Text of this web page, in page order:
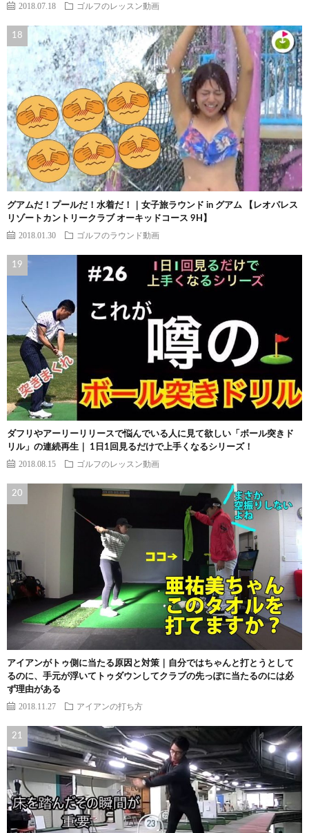
2018.07.18 ゴルフのレッスン動画
グアムだ！プールだ！水着だ！｜女子旅ラウンド in グアム 【レオパレス
リゾートカントリークラブ オーキッドコース 9H】
2018.01.30 ゴルフのラウンド動画
ダフリやアーリーリリースで悩んでいる人に見て欲しい「ボール突きド
リル」の連続再生｜ 1日1回見るだけで上手くなるシリーズ！
2018.08.15 ゴルフのレッスン動画
アイアンがトゥ側に当たる原因と対策｜自分ではちゃんと打とうとして
るのに、手元が浮いてトゥダウンしてクラブの先っぽに当たるのには必
ず理由がある
2018.11.27 アイアンの打ち方